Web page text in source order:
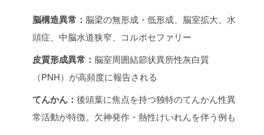
脳構造異常： 脳梁の無形成・低形成、脳室拡大、水
頭症、中脳水道狭窄、コルポセファリー
皮質形成異常： 脳室周囲結節状異所性灰白質
（PNH）が高頻度に報告される
てんかん： 後頭葉に焦点を持つ独特のてんかん性異
常活動が特徴。欠神発作・熱性けいれんを伴う例も